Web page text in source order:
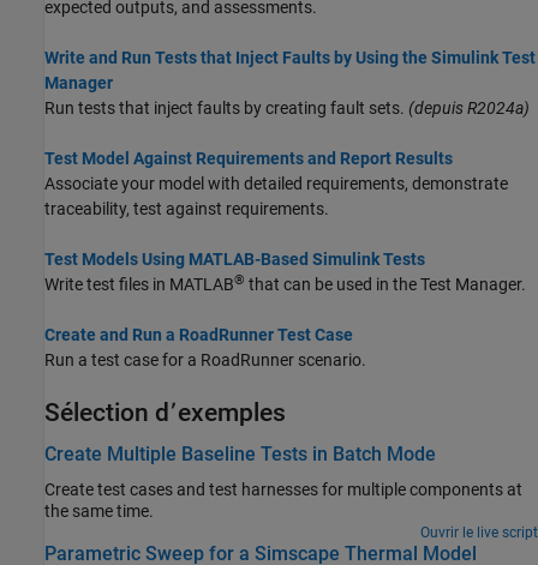
expected outputs, and assessments.
Write and Run Tests that Inject Faults by Using the Simulink Test
Manager
Run tests that inject faults by creating fault sets. (depuis R2024a)
Test Model Against Requirements and Report Results
Associate your model with detailed requirements, demonstrate
traceability, test against requirements.
Test Models Using MATLAB-Based Simulink Tests
Write test files in MATLAB® that can be used in the Test Manager.
Create and Run a RoadRunner Test Case
Run a test case for a RoadRunner scenario.
Sélection d՚exemples
Create Multiple Baseline Tests in Batch Mode
Create test cases and test harnesses for multiple components at
the same time.
Ouvrir le live script
Parametric Sweep for a Simscape Thermal Model